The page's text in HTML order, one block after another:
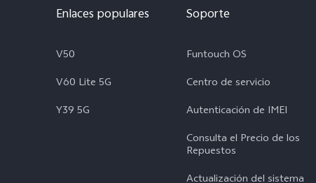
Enlaces populares
V50
V60 Lite 5G
Y39 5G
Soporte
Funtouch OS
Centro de servicio
Autenticación de IMEI
Consulta el Precio de los
Repuestos